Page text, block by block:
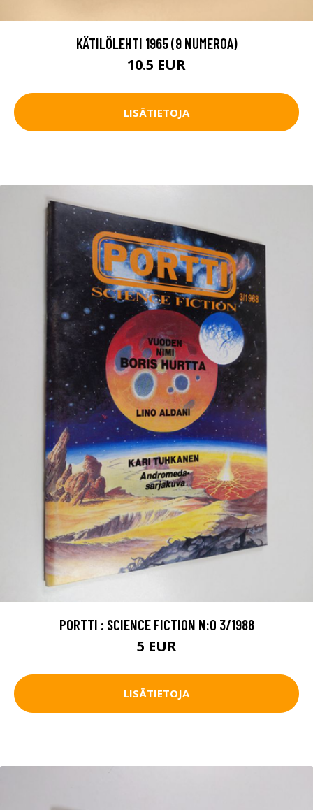
KÄTILÖLEHTI 1965 (9 NUMEROA)
10.5 EUR
LISÄTIETOJA
PORTTI : SCIENCE FICTION N:O 3/1988
5 EUR
LISÄTIETOJA